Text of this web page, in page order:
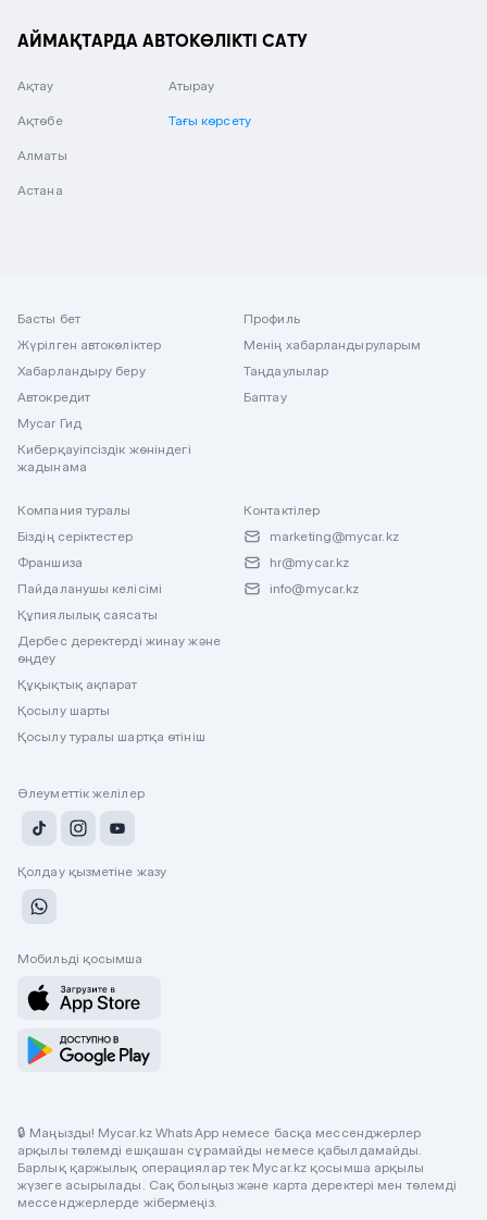
АЙМАҚТАРДА АВТОКӨЛІКТІ САТУ
Ақтау
Ақтөбе
Алматы
Астана
Атырау
Тағы көрсету
Басты бет
Жүрілген автокөліктер
Хабарландыру беру
Автокредит
Mycar Гид
Киберқауіпсіздік жөніндегі
жадынама
Профиль
Менің хабарландыруларым
Таңдаулылар
Баптау
Компания туралы
Біздің серіктестер
Франшиза
Пайдаланушы келісімі
Құпиялылық саясаты
Дербес деректерді жинау және
өңдеу
Құқықтық ақпарат
Қосылу шарты
Қосылу туралы шартқа өтініш
Контактілер
marketing@mycar.kz
hr@mycar.kz
info@mycar.kz
Әлеуметтік желілер
Қолдау қызметіне жазу
Мобильді қосымша
🔒 Маңызды! Mycar.kz WhatsApp немесе басқа мессенджерлер
арқылы төлемді ешқашан сұрамайды немесе қабылдамайды.
Барлық қаржылық операциялар тек Mycar.kz қосымша арқылы
жүзеге асырылады. Сақ болыңыз және карта деректері мен төлемді
мессенджерлерде жібермеңіз.